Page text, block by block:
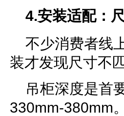
4.安装适配：
不少消费者线
装才发现尺寸不
吊柜深度是首
330mm-380mm